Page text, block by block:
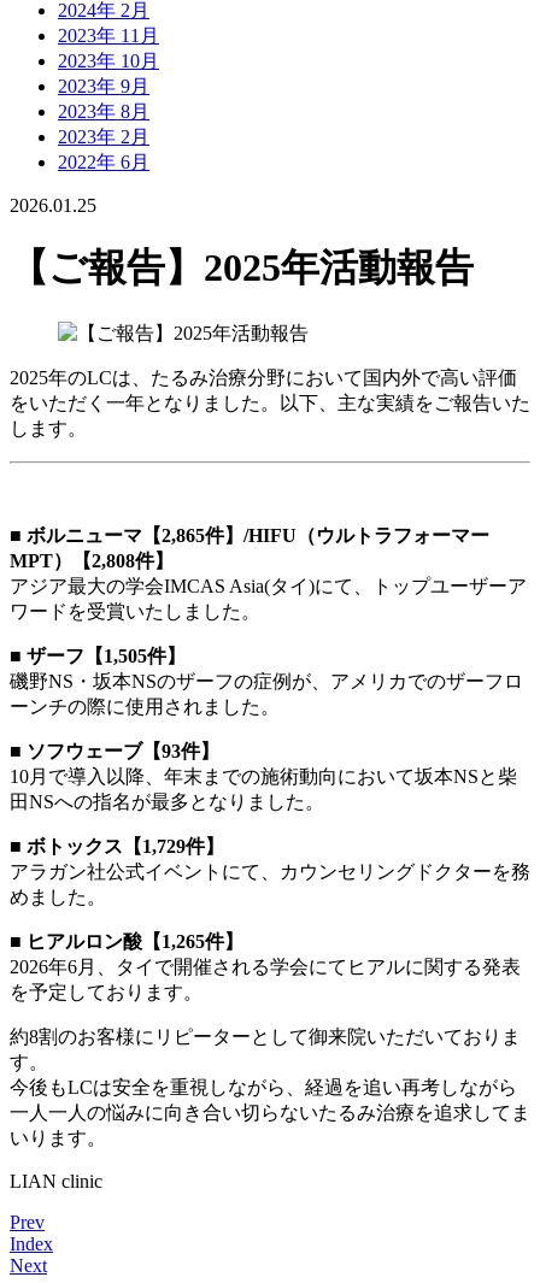
2024年 2月
2023年 11月
2023年 10月
2023年 9月
2023年 8月
2023年 2月
2022年 6月
2026.01.25
【ご報告】2025年活動報告
2025年のLCは、たるみ治療分野において国内外で高い評価
をいただく一年となりました。以下、主な実績をご報告いた
します。
■ ボルニューマ【2,865件】/HIFU（ウルトラフォーマー
MPT）【2,808件】
アジア最大の学会IMCAS Asia(タイ)にて、トップユーザーア
ワードを受賞いたしました。
■ ザーフ【1,505件】
磯野NS・坂本NSのザーフの症例が、アメリカでのザーフロ
ーンチの際に使用されました。
■ ソフウェーブ【93件】
10月で導入以降、年末までの施術動向において坂本NSと柴
田NSへの指名が最多となりました。
■ ボトックス【1,729件】
アラガン社公式イベントにて、カウンセリングドクターを務
めました。
■ ヒアルロン酸【1,265件】
2026年6月、タイで開催される学会にてヒアルに関する発表
を予定しております。
約8割のお客様にリピーターとして御来院いただいておりま
す。
今後もLCは安全を重視しながら、経過を追い再考しながら
一人一人の悩みに向き合い切らないたるみ治療を追求してま
いります。
LIAN clinic
Prev
Index
Next